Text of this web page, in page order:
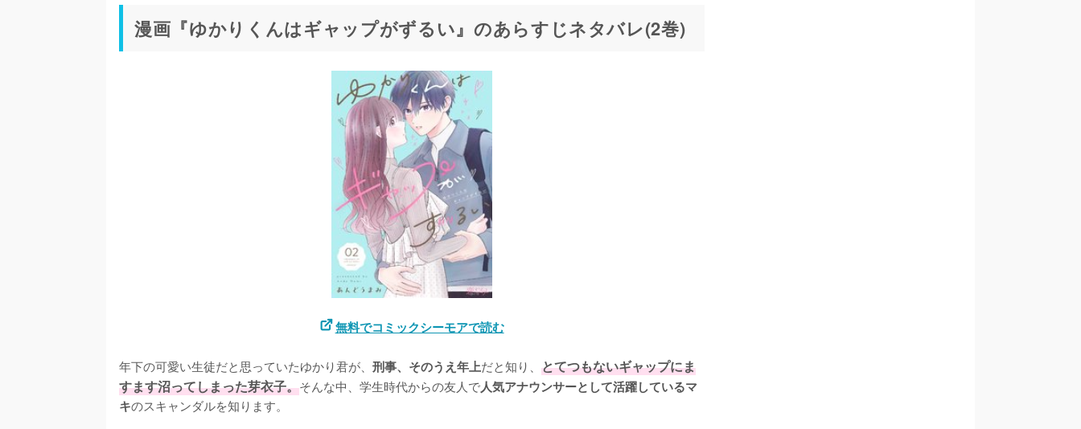
漫画『ゆかりくんはギャップがずるい』のあらすじネタバレ(2巻)
無料でコミックシーモアで読む
年下の可愛い生徒だと思っていたゆかり君が、 刑事、そのうえ年上だと知り、 とてつもないギャップにま
すます沼ってしまった芽衣子。そんな中、学生時代からの友人で人気アナウンサーとして活躍しているマ
キのスキャンダルを知ります。